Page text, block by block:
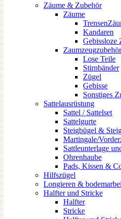
Zäume & Zubehör
Zäume
Kandaren
Gebissloze
Zaumzeugzubehör
Lose Teile
Stirnbänder
Zügel
Gebisse
Sonstiges
Sattelausrüstung
Sattel / Sattelset
Sattelgurte
Steigbügel &
Martingale/
Sattleunterlage
Ohrenhaube
Pads, Kissen &
Hilfszügel
Longieren &
Halfter und Stricke
Halfter
Stricke